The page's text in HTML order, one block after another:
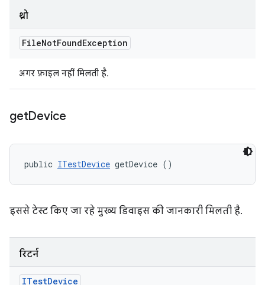
थ्रो
FileNotFoundException
अगर फ़ाइल नहीं मिलती है.
getDevice
public ITestDevice getDevice ()
इससे टेस्ट किए जा रहे मुख्य डिवाइस की जानकारी मिलती है.
रिटर्न
ITestDevice